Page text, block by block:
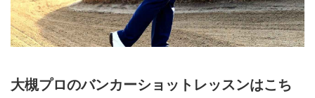
大槻プロのバンカーショットレッスンはこち